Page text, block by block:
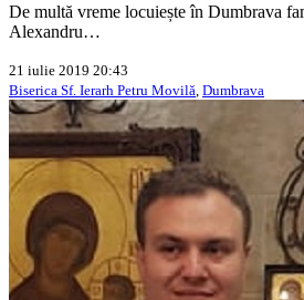
De multă vreme locuiește în Dumbrava
Alexandru…
21 iulie 2019 20:43
Biserica Sf. Ierarh Petru Movilă Dumbrava